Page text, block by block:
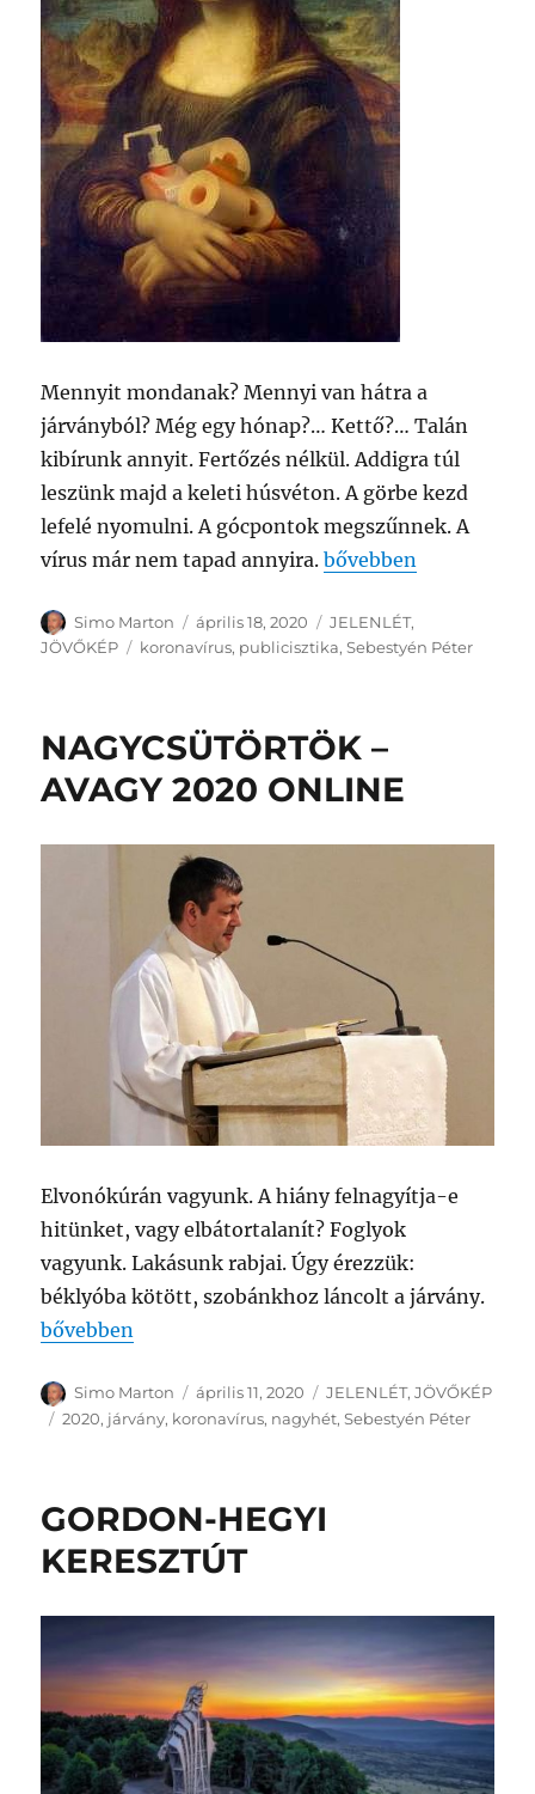
Mennyit mondanak? Mennyi van hátra a
járványból? Még egy hónap?… Kettő?… Talán
kibírunk annyit. Fertőzés nélkül. Addigra túl
leszünk majd a keleti húsvéton. A görbe kezd
lefelé nyomulni. A gócpontok megszűnnek. A
vírus már nem tapad annyira.„MÉG EGY HÓNAP?…”
bővebben
Szerző
Simo Marton Közzétéve
április 18, 2020 Kategória
JELENLÉT,
JÖVŐKÉP
Címke
koronavírus, publicisztika,Sebestyén Péter
NAGYCSÜTÖRTÖK –
AVAGY 2020 ONLINE
Elvonókúrán vagyunk. A hiány felnagyítja-e
hitünket, vagy elbátortalanít? Foglyok
vagyunk. Lakásunk rabjai. Úgy érezzük:
béklyóba kötött, szobánkhoz láncolt a járvány.
„NAGYCSÜTÖRTÖK – AVAGY 2020 ONLINE”
bővebben
Szerző
Simo Marton Közzétéve
április 11, 2020 Kategória
JELENLÉT,JÖVŐKÉP
Címke
2020, járvány, koronavírus, nagyhét,Sebestyén Péter
GORDON-HEGYI
KERESZTÚT